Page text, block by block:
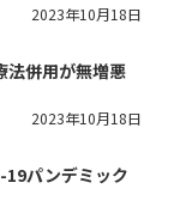
2023年10月18日
法併用が無増悪
2023年10月18日
19パンデミック